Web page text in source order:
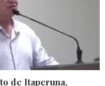
de Itaperuna,